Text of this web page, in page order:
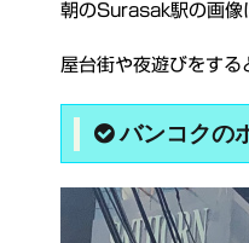
朝のSurasak駅の画像
屋台街や夜遊びをする
バンコクの